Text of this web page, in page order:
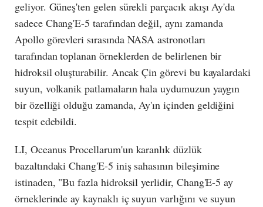
geliyor. Güneş'ten gelen sürekli parçacık akışı Ay'da
sadece Chang'E-5 tarafından değil, aynı zamanda
Apollo görevleri sırasında NASA astronotları
tarafından toplanan örneklerden de belirlenen bir
hidroksil oluşturabilir. Ancak Çin görevi bu kayalardaki
suyun, volkanik patlamaların hala uydumuzun yaygın
bir özelliği olduğu zamanda, Ay'ın içinden geldiğini
tespit edebildi.
LI, Oceanus Procellarum'un karanlık düzlük
bazaltındaki Chang'E-5 iniş sahasının bileşimine
istinaden, "Bu fazla hidroksil yerlidir, Chang'E-5 ay
örneklerinde ay kaynaklı iç suyun varlığını ve suyun